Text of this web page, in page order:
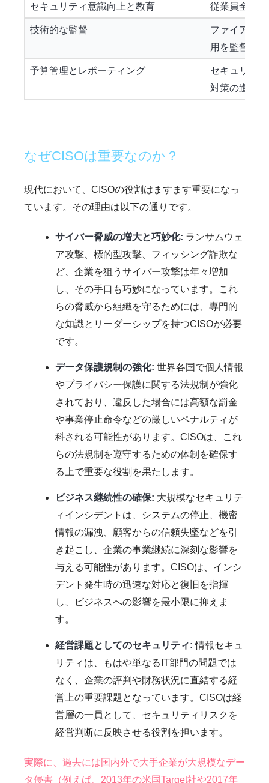
セキュリティ意識向上と教育 従業員全体
技術的な監督
ファイアウ
用を監督し
予算管理とレポーティング
セキュリテ
対策の進捗
なぜCISOは重要なのか？
現代において、CISOの役割はますます重要になっ
ています。その理由は以下の通りです。
サイバー脅威の増大と巧妙化: ランサムウェ
ア攻撃、標的型攻撃、フィッシング詐欺な
ど、企業を狙うサイバー攻撃は年々増加
し、その手口も巧妙になっています。これ
らの脅威から組織を守るためには、専門的
な知識とリーダーシップを持つCISOが必要
です。
データ保護規制の強化: 世界各国で個人情報
やプライバシー保護に関する法規制が強化
されており、違反した場合には高額な罰金
や事業停止命令などの厳しいペナルティが
科される可能性があります。CISOは、これ
らの法規制を遵守するための体制を確保す
る上で重要な役割を果たします。
ビジネス継続性の確保: 大規模なセキュリテ
ィインシデントは、システムの停止、機密
情報の漏洩、顧客からの信頼失墜などを引
き起こし、企業の事業継続に深刻な影響を
与える可能性があります。CISOは、インシ
デント発生時の迅速な対応と復旧を指揮
し、ビジネスへの影響を最小限に抑えま
す。
経営課題としてのセキュリティ: 情報セキュ
リティは、もはや単なるIT部門の問題では
なく、企業の評判や財務状況に直結する経
営上の重要課題となっています。CISOは経
営層の一員として、セキュリティリスクを
経営判断に反映させる役割を担います。
実際に、過去には国内外で大手企業が大規模なデー
タ侵害（例えば、2013年の米国Target社や2017年